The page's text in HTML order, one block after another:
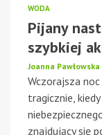
WODA
Pijany
szybkiej
Joanna Pawłowska
Wczorajsza
tragicznie,
znajdujący się